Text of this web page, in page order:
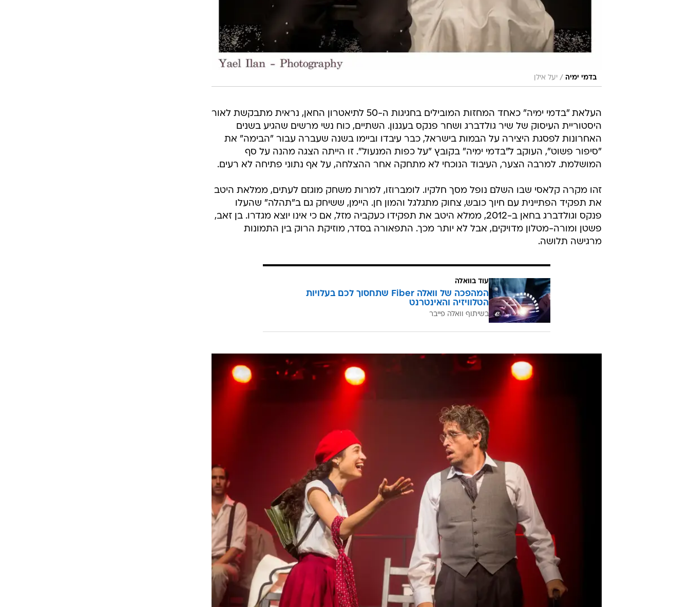
בדמי ימיה / יעל אילן
העלאת "בדמי ימיה" כאחד המחזות המובילים בחגיגות ה-50 לתיאטרון החאן, נראית מתבקשת לאור
היסטוריית העיסוק של שיר גולדברג ושחר פנקס בעגנון. השתיים, כוח נשי מרשים שהגיע בשנים
האחרונות לפסגת היצירה על הבמות בישראל, כבר עיבדו וביימו בשנה שעברה עבור "הבימה" את
"סיפור פשוט", העוקב ל"בדמי ימיה" בקובץ "על כפות המנעול". זו הייתה הצגה מהנה על סף
המושלמת. למרבה הצער, העיבוד הנוכחי לא מתחקה אחר ההצלחה, על אף נתוני פתיחה לא רעים.
זהו מקרה קלאסי שבו השלם נופל מסך חלקיו. לומברוזו, למרות משחק מוגזם לעתים, ממלאת היטב
את תפקיד הפתיינית עם חיוך כובש, צחוק מתגלגל והמון חן. היימן, ששיחק גם ב"תהלה" שהעלו
פנקס וגולדברג בחאן ב-2012, ממלא היטב את תפקידו כעקביה מזל, אם כי אינו יוצא מגדרו. בן זאב,
פשטן ומורה-מטלון מדויקים, אבל לא יותר מכך. התפאורה בסדר, מוזיקת הרוק בין התמונות
מרגישה תלושה.
עוד בוואלה
המהפכה של וואלה Fiber שתחסוך לכם בעלויות
הטלוויזיה והאינטרנט
בשיתוף וואלה פייבר